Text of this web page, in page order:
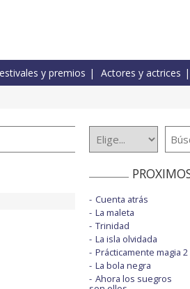
y premios Actores y actrices
Cuenta atrás
La maleta
Trinidad
La isla olvidada
Prácticamente magia 2
La bola negra
Ahora los suegros